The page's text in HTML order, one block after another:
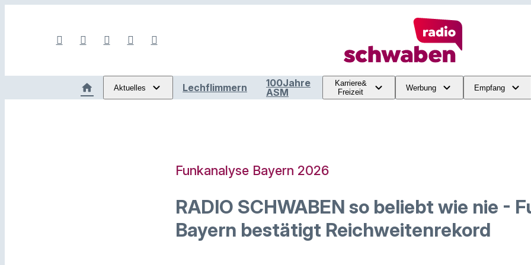
Aktuelles Lechflimmern
100Jahre
ASM
Karriere&
Freizeit
Werbung Empfang
Funkanalyse Bayern 2026
RADIO SCHWABEN so beliebt wie nie -
Bayern bestätigt Reichweitenrekord